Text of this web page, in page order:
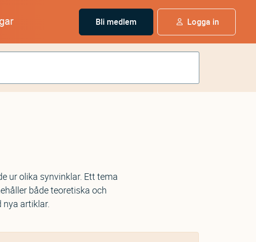
Bli medlem Logga in
ur olika synvinklar. Ett tema
både teoretiska och
artiklar.